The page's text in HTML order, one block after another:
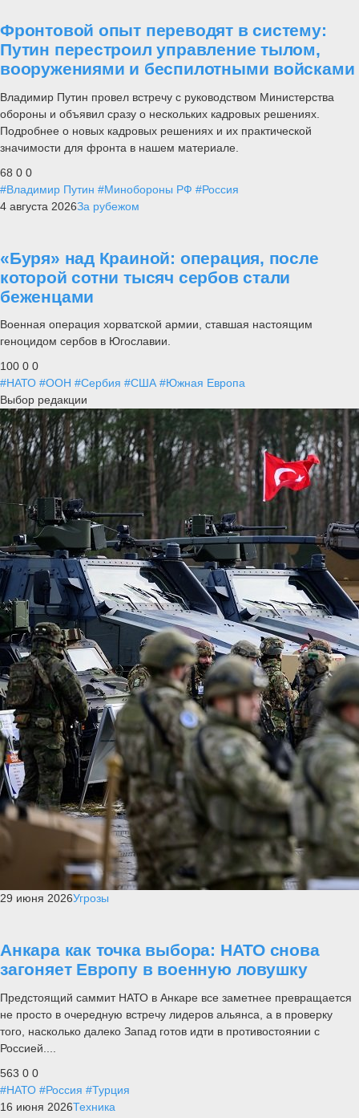
Фронтовой опыт переводят в систему:
Путин перестроил управление тылом,
вооружениями и беспилотными войсками
Владимир Путин провел встречу с руководством Министерства
обороны и объявил сразу о нескольких кадровых решениях.
Подробнее о новых кадровых решениях и их практической
значимости для фронта в нашем материале.
68 0 0
#Владимир Путин #Минобороны РФ #Россия
4 августа 2026За рубежом
«Буря» над Краиной: операция, после
которой сотни тысяч сербов стали
беженцами
Военная операция хорватской армии, ставшая настоящим
геноцидом сербов в Югославии.
100 0 0
#НАТО #ООН #Сербия #США #Южная Европа
Выбор редакции
29 июня 2026Угрозы
Анкара как точка выбора: НАТО снова
загоняет Европу в военную ловушку
Предстоящий саммит НАТО в Анкаре все заметнее превращается
не просто в очередную встречу лидеров альянса, а в проверку
того, насколько далеко Запад готов идти в противостоянии с
Россией....
563 0 0
#НАТО #Россия #Турция
16 июня 2026Техника